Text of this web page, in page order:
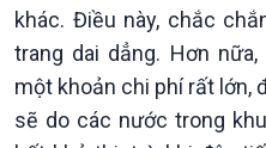
khác. Điều này, chắc
trang dai dẳng. Hơn
một khoản chi phí rất lớn,
sẽ do các nước trong